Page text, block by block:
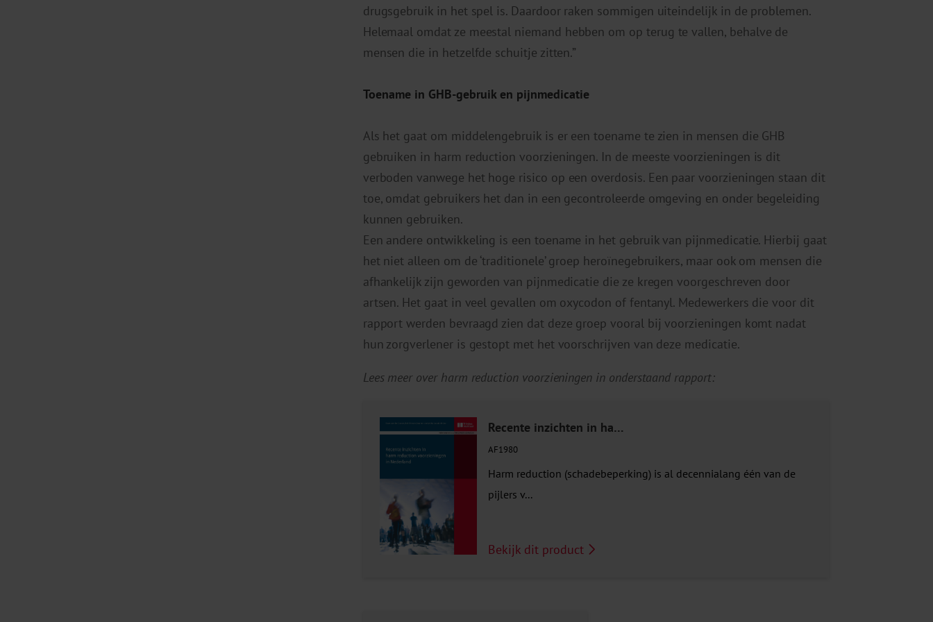
drugsgebruik in het spel is. Daardoor raken sommigen uiteindelijk in de problemen.
Helemaal omdat ze meestal niemand hebben om op terug te vallen, behalve de
mensen die in hetzelfde schuitje zitten.”
Toename in GHB-gebruik en pijnmedicatie
Als het gaat om middelengebruik is er een toename te zien in mensen die GHB
gebruiken in harm reduction voorzieningen. In de meeste voorzieningen is dit
verboden vanwege het hoge risico op een overdosis. Een paar voorzieningen staan dit
toe, omdat gebruikers het dan in een gecontroleerde omgeving en onder begeleiding
kunnen gebruiken.
Een andere ontwikkeling is een toename in het gebruik van pijnmedicatie. Hierbij gaat
het niet alleen om de ‘traditionele’ groep heroïnegebruikers, maar ook om mensen die
afhankelijk zijn geworden van pijnmedicatie die ze kregen voorgeschreven door
artsen. Het gaat in veel gevallen om oxycodon of fentanyl. Medewerkers die voor dit
rapport werden bevraagd zien dat deze groep vooral bij voorzieningen komt nadat
hun zorgverlener is gestopt met het voorschrijven van deze medicatie.
Lees meer over harm reduction voorzieningen in onderstaand rapport:
Recente inzichten in harm reduction voorzieningen in Nederland
AF1980
Harm reduction (schadebeperking) is al decennialang één van de
pijlers v...
Bekijk dit product